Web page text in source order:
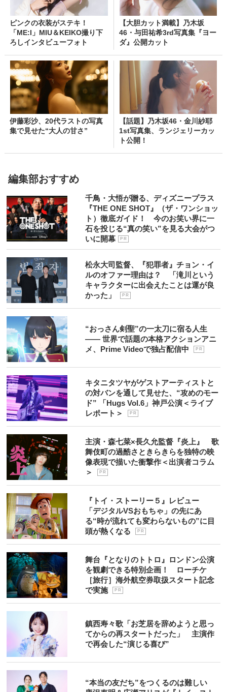
ピンクの衣装がステキ！
「ME:I」MIU＆KEIKO撮り下
ろしインタビューフォト
【大胆カット満載】乃木坂
46・与田祐希3rd写真集『ヨー
ダ』公開カット
伊藤彩沙、20代ラストの写真
集で見せた“大人の甘さ”
【話題】乃木坂46・金川紗耶
1st写真集、ランジェリーカッ
ト公開！
編集部おすすめ
千鳥・大悟が贈る、ディズニープラス
『THE ONE SHOT』（ザ・ワンショッ
ト）徹底ガイド！ 今のお笑い界に一
石を投じる“真の笑い”を見る大会がつ
いに開幕
P R
松永大司監督、『犯罪者』チョン・イ
ルのオファー理由は？ 「滝川という
キャラクターに出会えたことは運が良
かった」
P R
“おっさん剣聖”の一太刀に宿る人生
―― 世界で話題の本格アクションアニ
メ、Prime Videoで独占配信中
P R
キタニタツヤがゲストアーティストと
の対バンを通して見せた、“攻めのモー
ド” 「Hugs Vol.6」神戸公演＜ライブ
レポート＞
P R
主演・森七菜×長久允監督『炎上』 歌
舞伎町の過酷さときらきらを独特の映
像表現で描いた衝撃作＜出演者コラム
＞
P R
『トイ・ストーリー５』レビュー
「デジタルVSおもちゃ」の先にあ
る“時が流れても変わらないもの”に目
頭が熱くなる
P R
舞台『となりのトトロ』ロンドン公演
を観劇できる特別企画！ ローチケ
［旅行］海外航空券取扱スタート記念
で実施
P R
鎮西寿々歌「お芝居を辞めようと思っ
てからの再スタートだった」 主演作
で再会した“演じる喜び”
“本当の友だち”をつくるのは難しい